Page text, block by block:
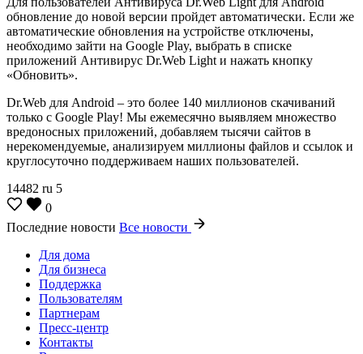
обновление до новой версии пройдет автоматически. Если же
автоматические обновления на устройстве отключены,
необходимо зайти на Google Play, выбрать в списке
приложений Антивирус Dr.Web Light и нажать кнопку
«Обновить».
Dr.Web для Android – это более 140 миллионов скачиваний
только с Google Play! Мы ежемесячно выявляем множество
вредоносных приложений, добавляем тысячи сайтов в
нерекомендуемые, анализируем миллионы файлов и ссылок и
круглосуточно поддерживаем наших пользователей.
14482 ru 5
0
Последние новости Все новости
Для дома
Для бизнеса
Поддержка
Пользователям
Партнерам
Пресс-центр
Контакты